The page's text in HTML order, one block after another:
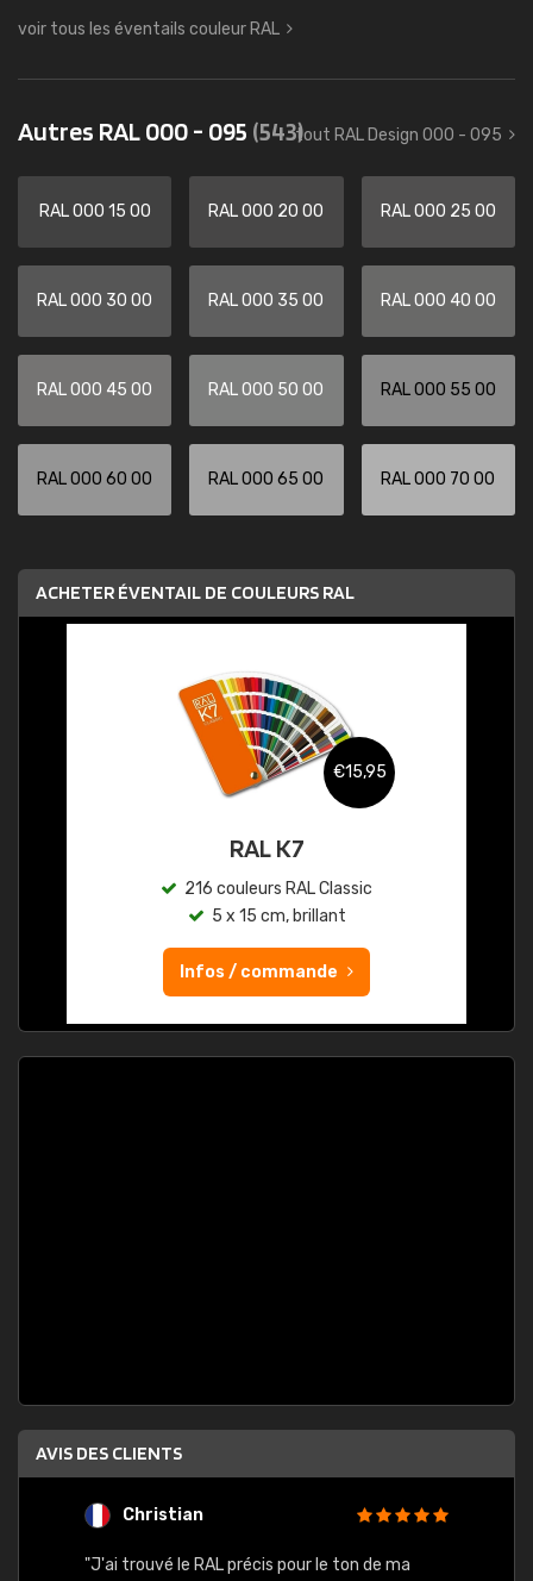
voir tous les éventails couleur RAL
Autres RAL 000 - 095 (543)tout RAL Design 000 - 095
RAL 000 15 00 RAL 000 20 00 RAL 000 25 00
RAL 000 30 00 RAL 000 35 00 RAL 000 40 00
RAL 000 45 00 RAL 000 50 00 RAL 000 55 00
RAL 000 60 00 RAL 000 65 00 RAL 000 70 00
ACHETER ÉVENTAIL DE COULEURS RAL
€15,95
RAL K7
216 couleurs RAL Classic
5 x 15 cm, brillant
Infos / commande
AVIS DES CLIENTS
Christian
"J'ai trouvé le RAL précis pour le ton de ma